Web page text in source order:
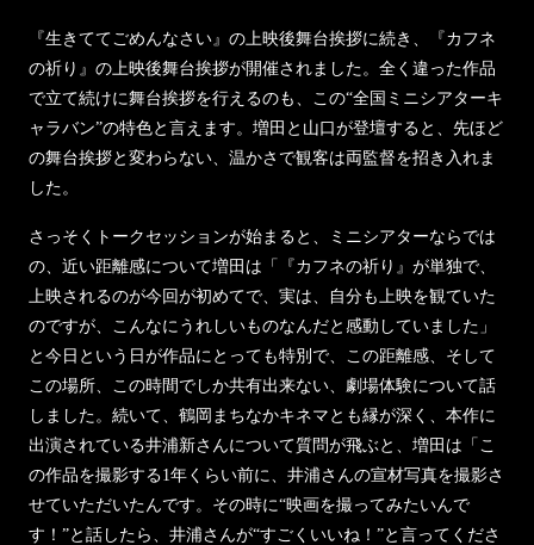
『生きててごめんなさい』の上映後舞台挨拶に続き、『カフネ
の祈り』の上映後舞台挨拶が開催されました。全く違った作品
で立て続けに舞台挨拶を行えるのも、この“全国ミニシアターキ
ャラバン”の特色と言えます。増田と山口が登壇すると、先ほど
の舞台挨拶と変わらない、温かさで観客は両監督を招き入れま
した。
さっそくトークセッションが始まると、ミニシアターならでは
の、近い距離感について増田は「『カフネの祈り』が単独で、
上映されるのが今回が初めてで、実は、自分も上映を観ていた
のですが、こんなにうれしいものなんだと感動していました」
と今日という日が作品にとっても特別で、この距離感、そして
この場所、この時間でしか共有出来ない、劇場体験について話
しました。続いて、鶴岡まちなかキネマとも縁が深く、本作に
出演されている井浦新さんについて質問が飛ぶと、増田は「こ
の作品を撮影する1年くらい前に、井浦さんの宣材写真を撮影さ
せていただいたんです。その時に“映画を撮ってみたいんで
す！”と話したら、井浦さんが“すごくいいね！”と言ってくださ